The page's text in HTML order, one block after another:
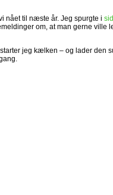
nået til næste år. Jeg spurgte i
om, at man gerne ville
jeg kælken – og lader den